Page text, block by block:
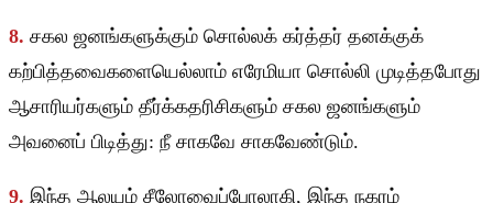
8. சகல ஜனங்களுக்கும் சொல்லக் கர்த்தர் தனக்குக்
கற்பித்தவைகளையெல்லாம் எரேமியா சொல்லி முடித்தபோது
ஆசாரியர்களும் தீர்க்கதரிசிகளும் சகல ஜனங்களும்
அவனைப் பிடித்து: நீ சாகவே சாகவேண்டும்.
9. இந்த ஆலயம் சீலோவைப்போலாகி, இந்த நகரம்